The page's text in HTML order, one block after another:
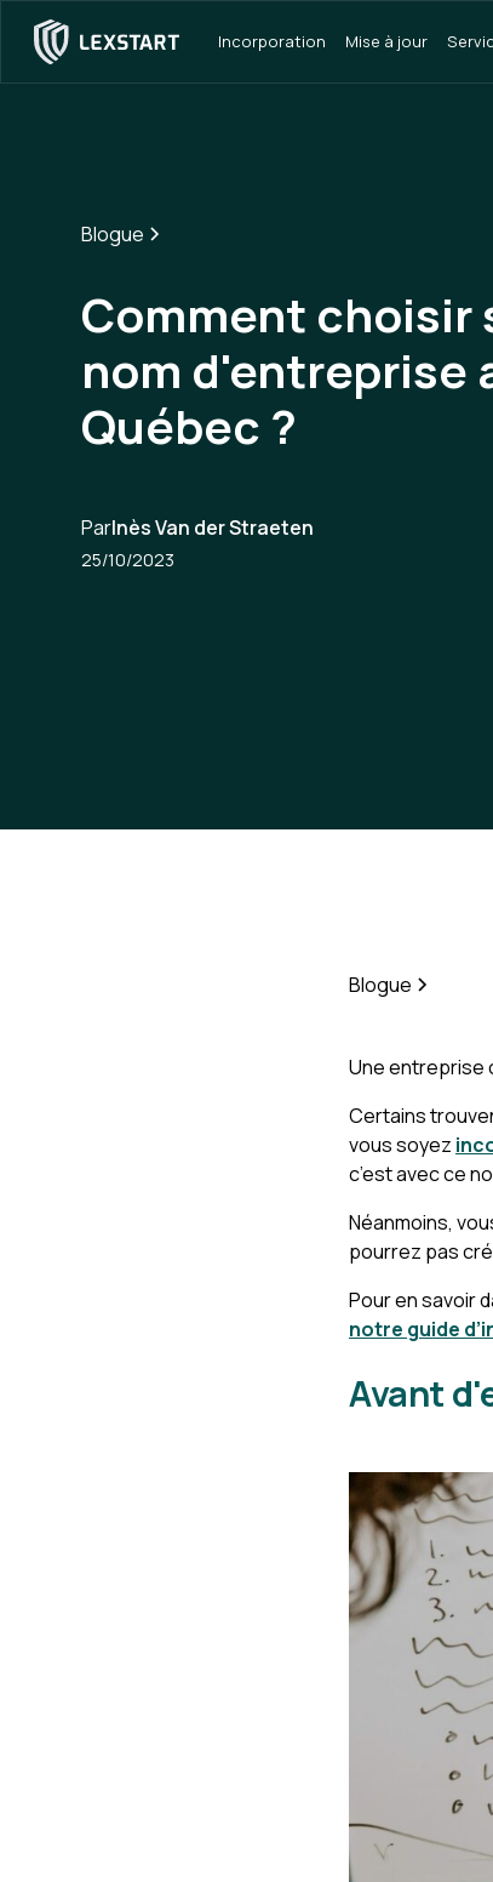
Incorporation Mise à jour
Blogue
Comment choisir
nom d'entreprise
Québec ?
ParInès Van der Straeten
25/10/2023
Blogue
Une entreprise
Certains
vous soyez
c’est avec ce
Néanmoins,
pourrez pas
Pour en savoir
notre guide
Avant